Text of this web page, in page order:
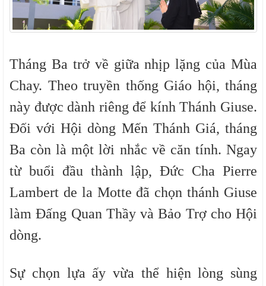
Tháng Ba trở về giữa nhịp lặng của Mùa
Chay. Theo truyền thống Giáo hội, tháng
này được dành riêng để kính Thánh Giuse.
Đối với Hội dòng Mến Thánh Giá, tháng
Ba còn là một lời nhắc về căn tính. Ngay
từ buổi đầu thành lập, Đức Cha Pierre
Lambert de la Motte đã chọnthánh Giuse
làm Đấng Quan Thầy và Bảo Trợ cho Hội
dòng.
Sự chọn lựa ấy vừa thể hiệnlòng sùng